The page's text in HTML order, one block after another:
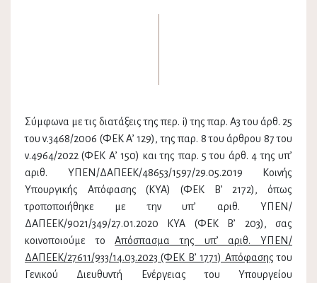
Σύμφωνα με τις διατάξεις της περ. i) της παρ. Α3 του άρθ. 25
του ν.3468/2006 (ΦΕΚ Α’ 129), της παρ. 8 του άρθρου 87 του
ν.4964/2022 (ΦΕΚ Α’ 150) και της παρ. 5 του άρθ. 4 της υπ’
αριθ. ΥΠΕΝ/ΔΑΠΕΕΚ/48653/1597/29.05.2019 Κοινής
Υπουργικής Απόφασης (ΚΥΑ) (ΦΕΚ Β’ 2172), όπως
τροποποιήθηκε με την υπ’ αριθ. ΥΠΕΝ/
ΔΑΠΕΕΚ/9021/349/27.01.2020 ΚΥΑ (ΦΕΚ Β’ 203), σας
κοινοποιούμε τοΑπόσπασμα της υπ’ αριθ. ΥΠΕΝ/
ΔΑΠΕΕΚ/27611/933/14.03.2023 (ΦΕΚ Β’ 1771) Απόφασης του
Γενικού Διευθυντή Ενέργειας του Υπουργείου